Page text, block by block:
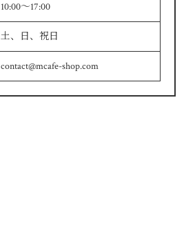
10:00～17:00
土、日、祝日
contact@mcafe-shop.com